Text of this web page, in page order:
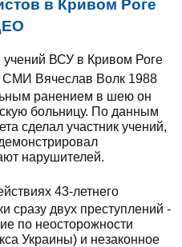
в Кривом Роге
ВСУ в Кривом Роге
СМИ Вячеслав Волк 1988
ранением в шею он
больницу. По данным
сделал участник учений,
нарушителей.
43-летнего
сразу двух преступлений -
по неосторожности
Украины) и незаконное